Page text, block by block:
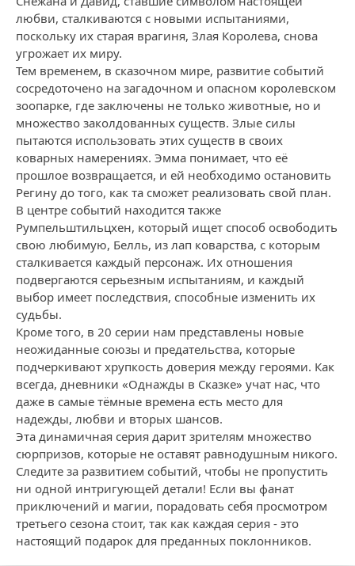
любви, сталкиваются с новыми испытаниями,
поскольку их старая врагиня, Злая Королева, снова
угрожает их миру.
Тем временем, в сказочном мире, развитие событий
сосредоточено на загадочном и опасном королевском
зоопарке, где заключены не только животные, но и
множество заколдованных существ. Злые силы
пытаются использовать этих существ в своих
коварных намерениях. Эмма понимает, что её
прошлое возвращается, и ей необходимо остановить
Регину до того, как та сможет реализовать свой план.
В центре событий находится также
Румпельштильцхен, который ищет способ освободить
свою любимую, Белль, из лап коварства, с которым
сталкивается каждый персонаж. Их отношения
подвергаются серьезным испытаниям, и каждый
выбор имеет последствия, способные изменить их
судьбы.
Кроме того, в 20 серии нам представлены новые
неожиданные союзы и предательства, которые
подчеркивают хрупкость доверия между героями. Как
всегда, дневники «Однажды в Сказке» учат нас, что
даже в самые тёмные времена есть место для
надежды, любви и вторых шансов.
Эта динамичная серия дарит зрителям множество
сюрпризов, которые не оставят равнодушным никого.
Следите за развитием событий, чтобы не пропустить
ни одной интригующей детали! Если вы фанат
приключений и магии, порадовать себя просмотром
третьего сезона стоит, так как каждая серия - это
настоящий подарок для преданных поклонников.